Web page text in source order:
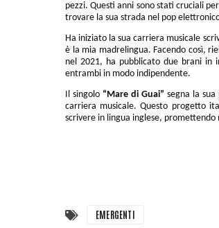
pezzi. Questi anni sono stati cruciali
trovare la sua strada nel pop
Ha iniziato la sua carriera musicale
è la mia madrelingua. Facendo così,
nel 2021, ha pubblicato due brani in
entrambi in modo indipendente.
Il singolo “Mare di Guai” segna la
carriera musicale. Questo progetto
scrivere in lingua inglese,
EMERGENTI